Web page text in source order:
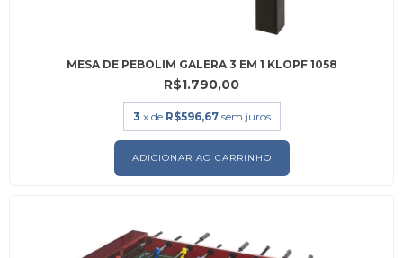
MESA DE PEBOLIM GALERA 3 EM 1 KLOPF 1058
R$1.790,00
3 x de R$596,67 sem juros